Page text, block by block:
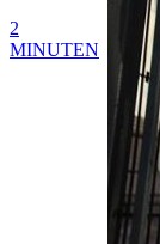
2
MINUTEN